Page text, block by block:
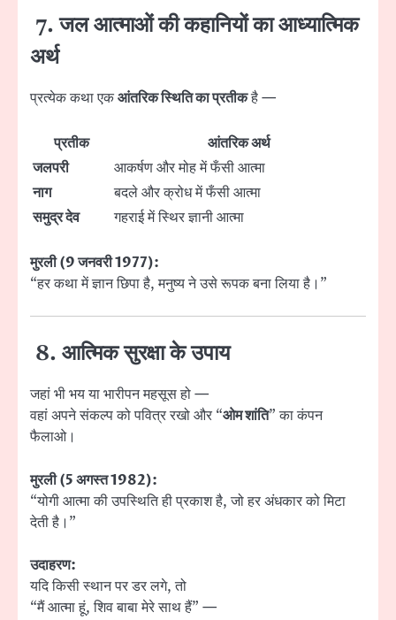
7. जल आत्माओं की कहानियों का आध्यात्मिक
अर्थ
प्रत्येक कथा एकआंतरिक स्थिति का प्रतीकहै —
प्रतीक
आंतरिक अर्थ
जलपरी
आकर्षण और मोह में फँसी आत्मा
नाग
बदले और क्रोध में फँसी आत्मा
समुद्र देव
गहराई में स्थिर ज्ञानी आत्मा
मुरली (9 जनवरी 1977):
“हर कथा में ज्ञान छिपा है, मनुष्य ने उसे रूपक बना लिया है।”
8. आत्मिक सुरक्षा के उपाय
जहां भी भय या भारीपन महसूस हो —
वहां अपने संकल्प को पवित्र रखो और “ओम शांति” का कंपन
फैलाओ।
मुरली (5 अगस्त 1982):
“योगी आत्मा की उपस्थिति ही प्रकाश है, जो हर अंधकार को मिटा
देती है।”
उदाहरण:
यदि किसी स्थान पर डर लगे, तो
“मैं आत्मा हूं, शिव बाबा मेरे साथ हैं” —